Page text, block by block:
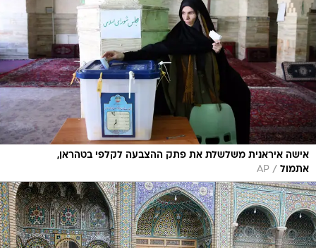
אישה איראנית משלשלת את פתק ההצבעה לקלפי בטהראן,
אתמול /
AP